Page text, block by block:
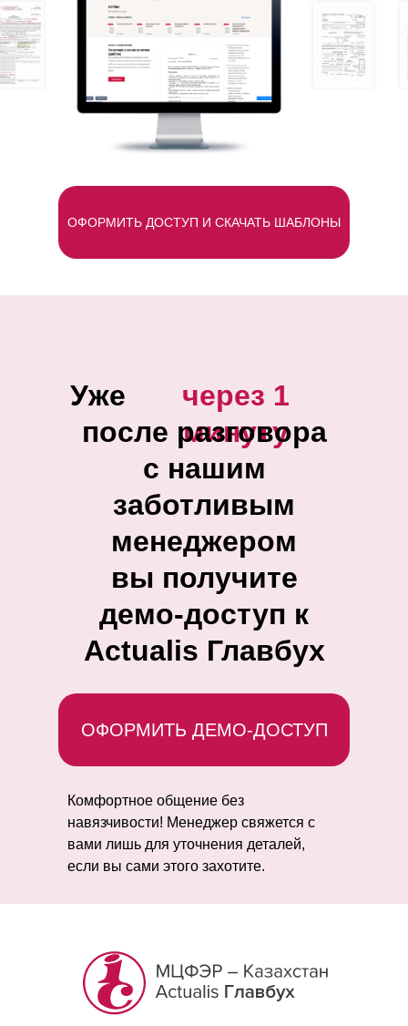
ОФОРМИТЬ ДОСТУП И СКАЧАТЬ ШАБЛОНЫ
через 1
минуту
Уже
после разговора с
ОФОРМИТЬ ДЕМО-ДОСТУП
Комфортное общение без
навязчивости! Менеджер свяжется с
вами лишь для уточнения деталей,
если вы сами этого захотите.
после разговора
с нашим
заботливым
менеджером
вы получите
демо-доступ к
Actualis Главбух